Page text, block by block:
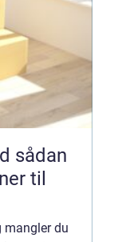
til
mangler du